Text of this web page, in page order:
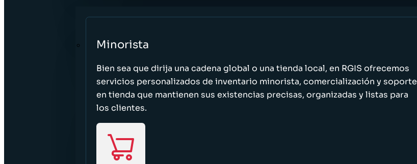
Minorista
Bien sea que dirija una cadena global o una tienda local, en RGIS ofrecemos
servicios personalizados de inventario minorista, comercialización y soporte
en tienda que mantienen sus existencias precisas, organizadas y listas para
los clientes.